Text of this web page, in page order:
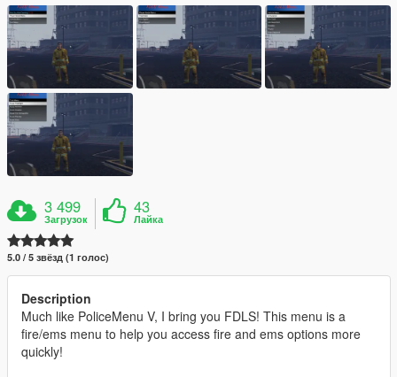
3 499
Загрузок
43
Лайка
5.0 / 5 звёзд (1 голос)
Description
Much like PoliceMenu V, I bring you FDLS! This menu is a
fire/ems menu to help you access fire and ems options more
quickly!